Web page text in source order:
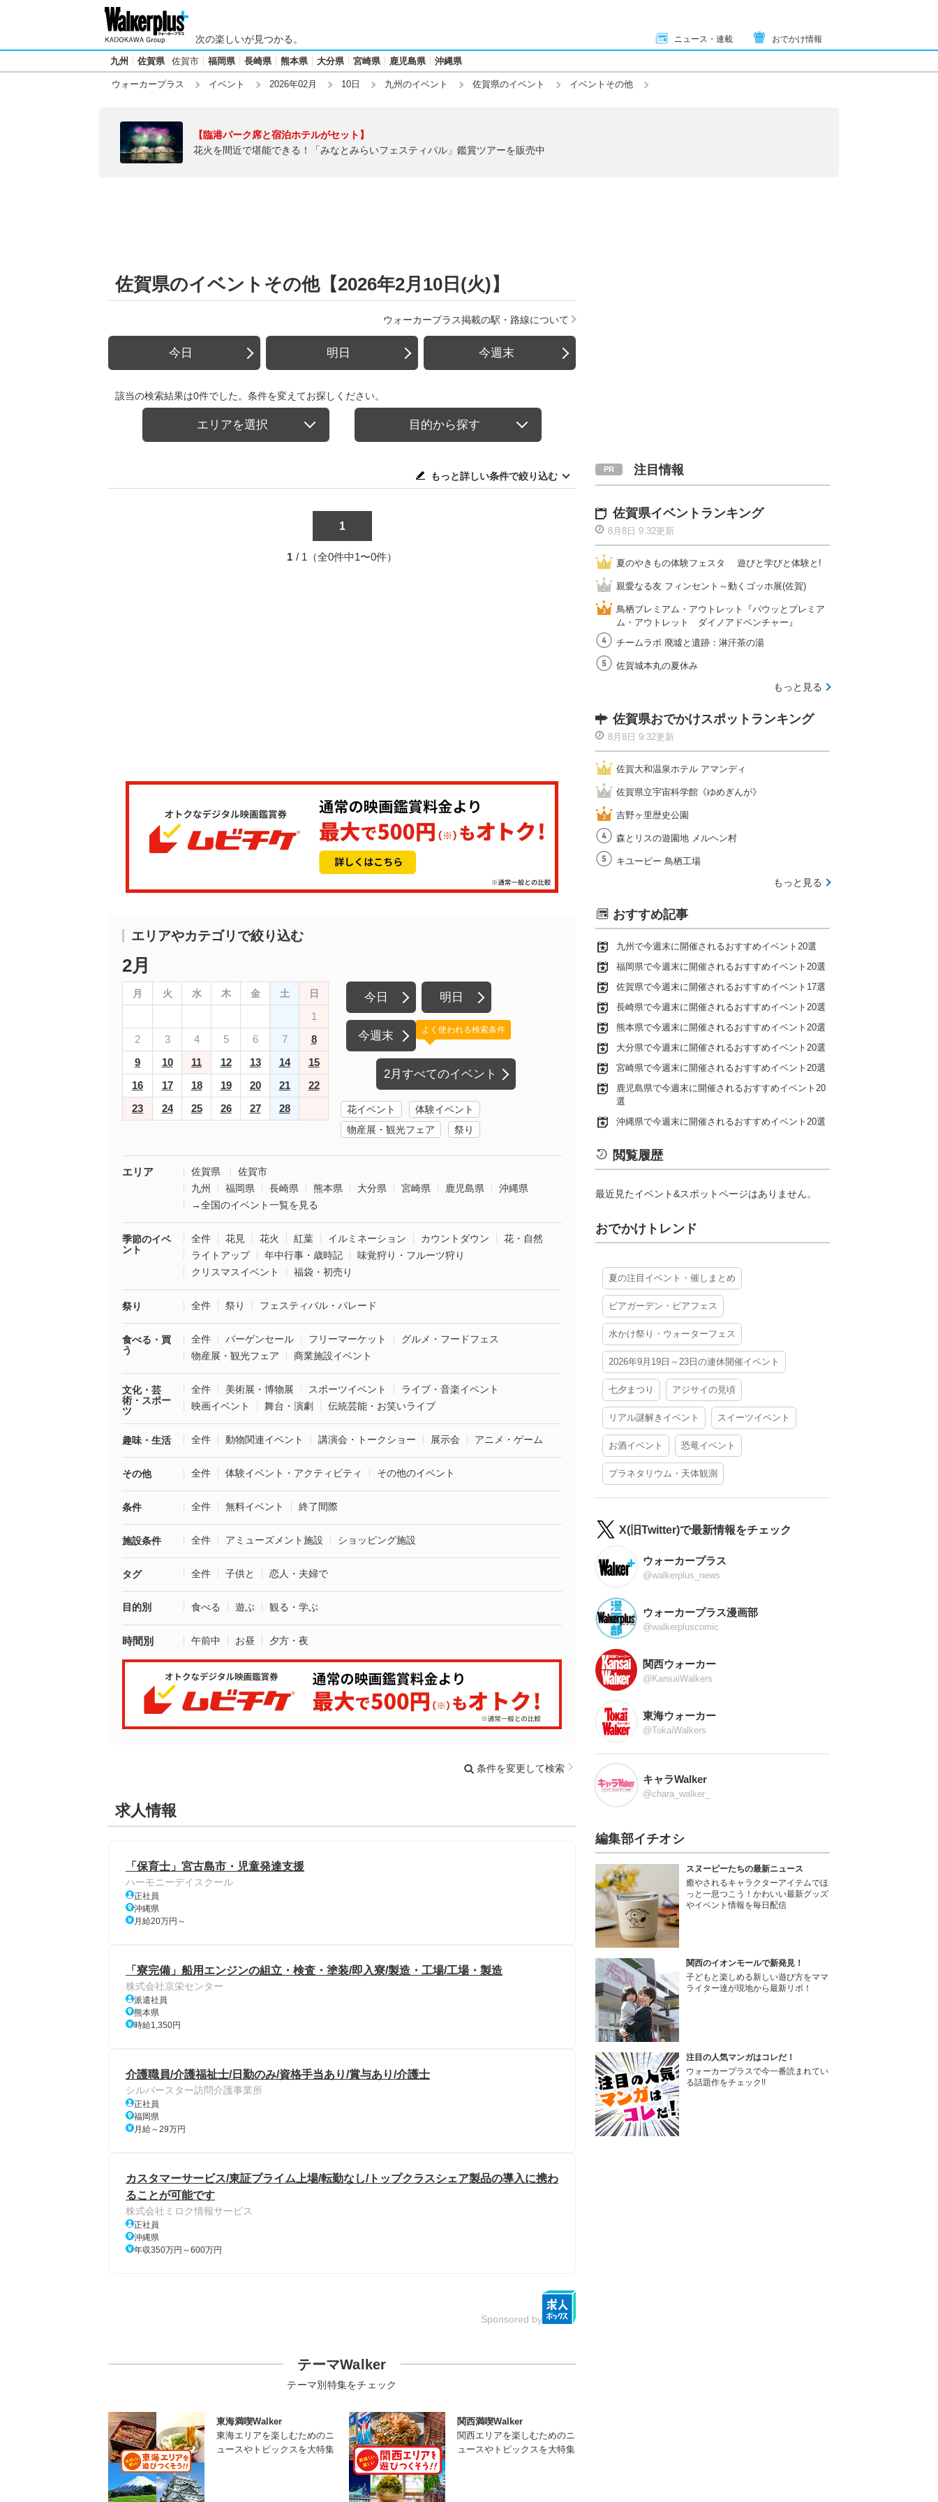
次の楽しいが見つかる。 ニュース・連載 おでかけ情報
九州 佐賀県 佐賀市 福岡県 長崎県 熊本県 大分県 宮崎県 鹿児島県 沖縄県
ウォーカープラス イベント 2026年02月 10日 九州のイベント 佐賀県のイベント イベントその他
【臨港パーク席と宿泊ホテルがセット】
花火を間近で堪能できる！「みなとみらいフェスティバル」鑑賞ツアーを販売中
佐賀県のイベントその他【2026年2月10日(火)】
ウォーカープラス掲載の駅・路線について
今日 明日 今週末
該当の検索結果は0件でした。条件を変えてお探しください。
エリアを選択 目的から探す
もっと詳しい条件で絞り込む
1
1 / 1（全0件中1〜0件）
エリアやカテゴリで絞り込む
2月
月 火 水 木 金 土 日
1
2
3 4 5 6 7
8
9
10 11 12 13 14
15
16
17 18 19 20 21
22
23
24 25 26 27 28
今日 明日
今週末
2月すべてのイベント
よく使われる検索条件
花イベント
体験イベント
物産展・観光フェア
祭り
エリア 佐賀県
佐賀市
九州
福岡県 長崎県 熊本県 大分県 宮崎県 鹿児島県
沖縄県
→全国のイベント一覧を見る
季節のイベ
ント
全件 花見 花火 紅葉 イルミネーション カウントダウン
花・自然
ライトアップ
年中行事・歳時記
味覚狩り・フルーツ狩り
クリスマスイベント
福袋・初売り
祭り 全件 祭り フェスティバル・パレード
食べる・買
う
全件 バーゲンセール フリーマーケット
グルメ・フードフェス
物産展・観光フェア
商業施設イベント
文化・芸
術・スポー
ツ
全件 美術展・博物展 スポーツイベント
ライブ・音楽イベント
映画イベント
舞台・演劇 伝統芸能・お笑いライブ
趣味・生活 全件 動物関連イベント 講演会・トークショー 展示会 アニメ・ゲーム
その他 全件 体験イベント・アクティビティ その他のイベント
条件 全件 無料イベント 終了間際
施設条件 全件 アミューズメント施設 ショッピング施設
タグ 全件 子供と 恋人・夫婦で
目的別 食べる 遊ぶ 観る・学ぶ
時間別 午前中 お昼 夕方・夜
条件を変更して検索
求人情報
「保育士」宮古島市・児童発達支援
ハーモニーデイスクール
正社員
沖縄県
月給20万円～
「寮完備」船用エンジンの組立・検査・塗装/即入寮/製造・工場/工場・製造
株式会社京栄センター
派遣社員
熊本県
時給1,350円
介護職員/介護福祉士/日勤のみ/資格手当あり/賞与あり/介護士
シルバースター訪問介護事業所
正社員
福岡県
月給～29万円
カスタマーサービス/東証プライム上場/転勤なし/トップクラスシェア製品の導入に携わ
ることが可能です
株式会社ミロク情報サービス
正社員
沖縄県
年収350万円～600万円
Sponsored by
テーマWalker
テーマ別特集をチェック
東海満喫Walker
東海エリアを楽しむためのニ
ュースやトピックスを大特集
関西満喫Walker
関西エリアを楽しむためのニ
ュースやトピックスを大特集
注目情報
佐賀県イベントランキング
8月8日 9:32更新
夏のやきもの体験フェスタ 遊びと学びと体験と!
親愛なる友 フィンセント～動くゴッホ展(佐賀)
鳥栖プレミアム・アウトレット『パウッとプレミア
ム・アウトレット ダイノアドベンチャー』
チームラボ 廃墟と遺跡：淋汗茶の湯
佐賀城本丸の夏休み
もっと見る
佐賀県おでかけスポットランキング
8月8日 9:32更新
佐賀大和温泉ホテル アマンディ
佐賀県立宇宙科学館《ゆめぎんが》
吉野ヶ里歴史公園
森とリスの遊園地 メルヘン村
キユーピー 鳥栖工場
もっと見る
おすすめ記事
九州で今週末に開催されるおすすめイベント20選
福岡県で今週末に開催されるおすすめイベント20選
佐賀県で今週末に開催されるおすすめイベント17選
長崎県で今週末に開催されるおすすめイベント20選
熊本県で今週末に開催されるおすすめイベント20選
大分県で今週末に開催されるおすすめイベント20選
宮崎県で今週末に開催されるおすすめイベント20選
鹿児島県で今週末に開催されるおすすめイベント20
選
沖縄県で今週末に開催されるおすすめイベント20選
閲覧履歴
最近見たイベント&スポットページはありません。
おでかけトレンド
夏の注目イベント・催しまとめ
ビアガーデン・ビアフェス
水かけ祭り・ウォーターフェス
2026年9月19日～23日の連休開催イベント
七夕まつり アジサイの見頃
リアル謎解きイベント スイーツイベント
お酒イベント 恐竜イベント
プラネタリウム・天体観測
X(旧Twitter)で最新情報をチェック
ウォーカープラス
@walkerplus_news
ウォーカープラス漫画部
@walkerpluscomic
関西ウォーカー
@KansaiWalkers
東海ウォーカー
@TokaiWalkers
キャラWalker
@chara_walker_
編集部イチオシ
スヌーピーたちの最新ニュース
癒やされるキャラクターアイテムでほ
っと一息つこう！かわいい最新グッズ
やイベント情報を毎日配信
関西のイオンモールで新発見！
子どもと楽しめる新しい遊び方をママ
ライター達が現地から最新リポ！
注目の人気マンガはコレだ！
ウォーカープラスで今一番読まれてい
る話題作をチェック!!